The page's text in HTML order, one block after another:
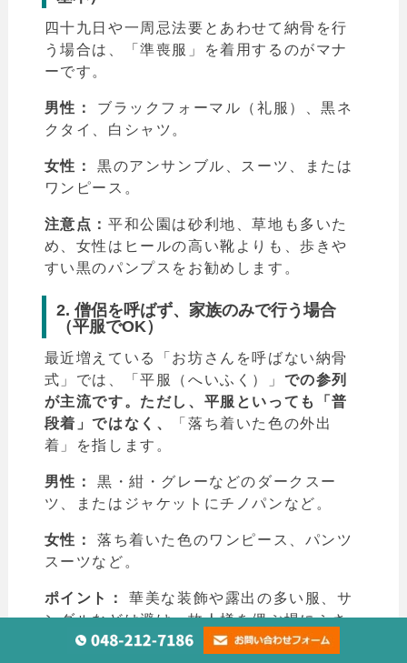
四十九日や一周忌法要とあわせて納骨を行
う場合は、「準喪服」を着用するのがマナ
ーです。
男性：
ブラックフォーマル（礼服）、黒ネ
クタイ、白シャツ。
女性：
黒のアンサンブル、スーツ、または
ワンピース。
注意点： 平和公園は砂利地、草地も多いた
め、女性はヒールの高い靴よりも、歩きや
すい黒のパンプスをお勧めします。
2. 僧侶を呼ばず、家族のみで行う場合
（平服でOK）
最近増えている「お坊さんを呼ばない納骨
式」では、「平服（へいふく）」 での参列
が主流です。ただし、平服といっても「普
段着」ではなく、
「落ち着いた色の外出
着」を指します。
男性：
黒・紺・グレーなどのダークスー
ツ、またはジャケットにチノパンなど。
女性：
落ち着いた色のワンピース、パンツ
スーツなど。
ポイント：
華美な装飾や露出の多い服、サ
ンダルなどは避け、故人様を偲ぶ場にふさ
わしい清潔感のある服装を選びましょう。